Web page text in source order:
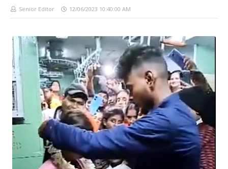
Senior Editor 12/06/2023 10:40:00 AM